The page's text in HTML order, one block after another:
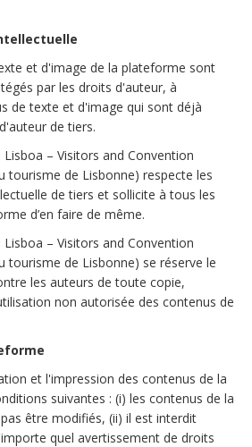
et d'image de la plateforme sont
par les droits d'auteur, à
de texte et d'image qui sont déjà
de tiers.
– Visitors and Convention
tourisme de Lisbonne) respecte les
de tiers et sollicite à tous les
d’en faire de même.
– Visitors and Convention
tourisme de Lisbonne) se réserve le
les auteurs de toute copie,
non autorisée des contenus de
et l'impression des contenus de la
suivantes : (i) les contenus de la
être modifiés, (ii) il est interdit
quel avertissement de droits